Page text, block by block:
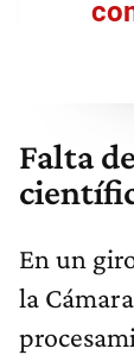
Falta
En un
la